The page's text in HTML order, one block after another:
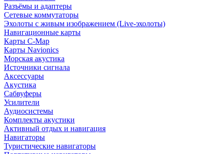
Разъёмы и адаптеры
Сетевые коммутаторы
Эхолоты с живым изображением (Live-эхолоты)
Навигационные карты
Карты C-Map
Карты Navionics
Морская акустика
Источники сигнала
Аксессуары
Акустика
Сабвуферы
Усилители
Аудиосистемы
Комплекты акустики
Активный отдых и навигация
Навигаторы
Туристические навигаторы